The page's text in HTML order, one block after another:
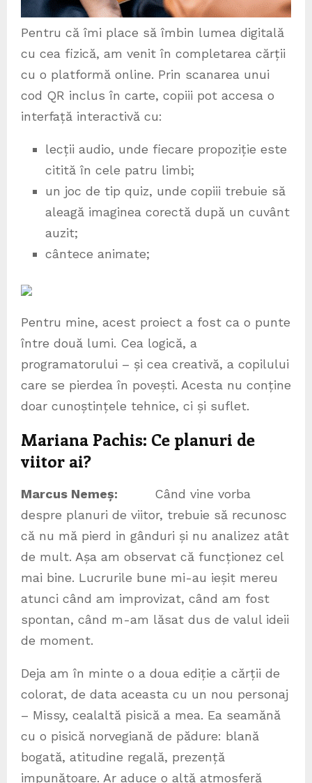
Pentru că îmi place să îmbin lumea digitală
cu cea fizică, am venit în completarea cărții
cu o platformă online. Prin scanarea unui
cod QR inclus în carte, copiii pot accesa o
interfață interactivă cu:
lecții audio, unde fiecare propoziție este
citită în cele patru limbi;
un joc de tip quiz, unde copiii trebuie să
aleagă imaginea corectă după un cuvânt
auzit;
cântece animate;
Pentru mine, acest proiect a fost ca o punte
între două lumi. Cea logică, a
programatorului – și cea creativă, a copilului
care se pierdea în povești. Acesta nu conține
doar cunoștințele tehnice, ci și suflet.
Mariana Pachis: Ce planuri de
viitor ai?
Marcus Nemeș:
Când vine vorba
despre planuri de viitor, trebuie să recunosc
că nu mă pierd in gânduri și nu analizez atât
de mult. Așa am observat că funcționez cel
mai bine. Lucrurile bune mi-au ieșit mereu
atunci când am improvizat, când am fost
spontan, când m-am lăsat dus de valul ideii
de moment.
Deja am în minte o a doua ediție a cărții de
colorat, de data aceasta cu un nou personaj
– Missy, cealaltă pisică a mea. Ea seamănă
cu o pisică norvegiană de pădure: blană
bogată, atitudine regală, prezență
impunătoare. Ar aduce o altă atmosferă